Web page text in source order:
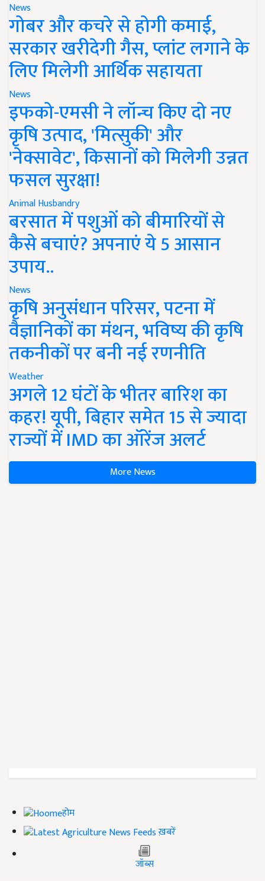
News
गोबर और कचरे से होगी कमाई,
सरकार खरीदेगी गैस, प्लांट लगाने के
लिए मिलेगी आर्थिक सहायता
News
इफको-एमसी ने लॉन्च किए दो नए
कृषि उत्पाद, 'मित्सुकी' और
'नेक्सावेट', किसानों को मिलेगी उन्नत
फसल सुरक्षा!
Animal Husbandry
बरसात में पशुओं को बीमारियों से
कैसे बचाएं? अपनाएं ये 5 आसान
उपाय..
News
कृषि अनुसंधान परिसर, पटना में
वैज्ञानिकों का मंथन, भविष्य की कृषि
तकनीकों पर बनी नई रणनीति
Weather
अगले 12 घंटों के भीतर बारिश का
कहर! यूपी, बिहार समेत 15 से ज्यादा
राज्यों में IMD का ऑरेंज अलर्ट
More News
होम
ख़बरें
जॉब्स